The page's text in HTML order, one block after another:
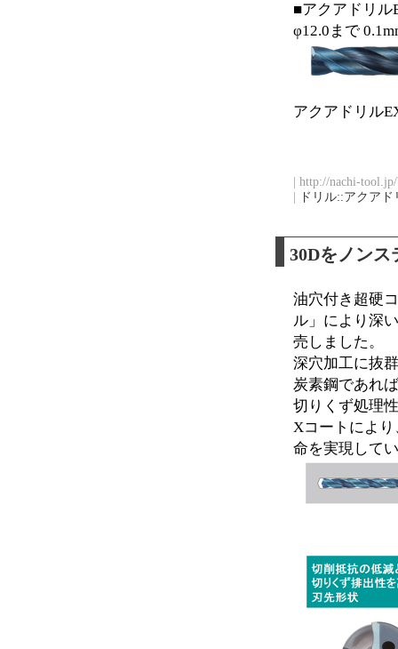
■アクアドリル
φ12.0まで
アクアドリル
| http://nachi-
ドリル::アクア
30Dをノンス
油穴付き超硬
ル」により深
売しました。
深穴加工に抜
炭素鋼であれ
切りくず処理
Xコートによ
命を実現して